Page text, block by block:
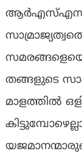
ആർഎസ്എസ്
തങ്ങളുടെ
മാളത്തിൽ